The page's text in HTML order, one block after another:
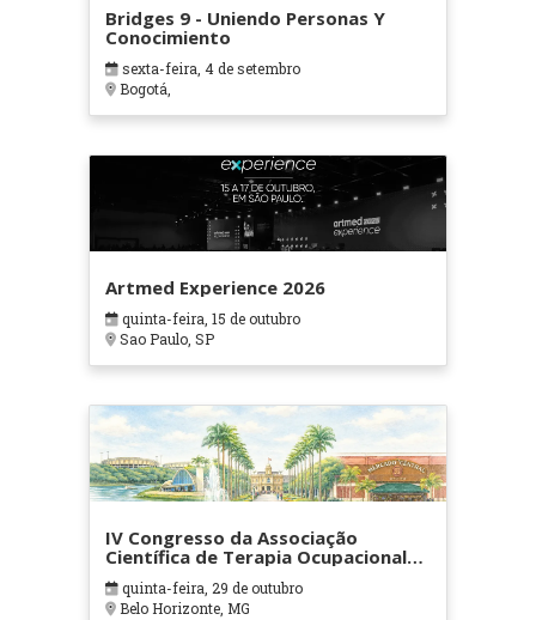
Bridges 9 - Uniendo Personas Y
Conocimiento
sexta-feira, 4 de setembro
Bogotá,
Artmed Experience 2026
quinta-feira, 15 de outubro
Sao Paulo, SP
IV Congresso da Associação
Científica de Terapia Ocupacional
em Contextos Hospitalares e
Cuidados Paliativos - ATOHOSP
quinta-feira, 29 de outubro
Belo Horizonte, MG